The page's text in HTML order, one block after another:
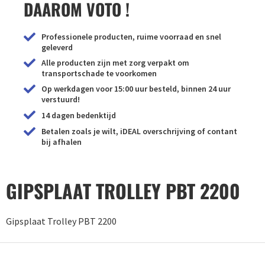
DAAROM VOTO !
Professionele producten, ruime voorraad en snel
geleverd
Alle producten zijn met zorg verpakt om
transportschade te voorkomen
Op werkdagen voor 15:00 uur besteld, binnen 24 uur
verstuurd!
14 dagen bedenktijd
Betalen zoals je wilt, iDEAL overschrijving of contant
bij afhalen
GIPSPLAAT TROLLEY PBT 2200
Gipsplaat Trolley PBT 2200